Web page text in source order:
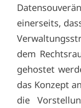
einerseits,
dem
gehostet
das Konzept
die